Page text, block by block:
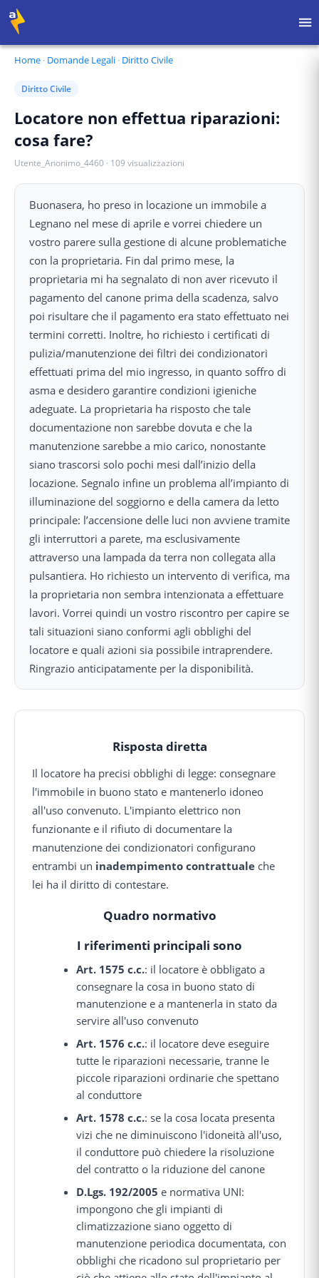
Home · Domande Legali · Diritto Civile
Diritto Civile
Locatore non effettua riparazioni:
cosa fare?
Utente_Anonimo_4460 · 109 visualizzazioni
Buonasera, ho preso in locazione un immobile a
Legnano nel mese di aprile e vorrei chiedere un
vostro parere sulla gestione di alcune problematiche
con la proprietaria. Fin dal primo mese, la
proprietaria mi ha segnalato di non aver ricevuto il
pagamento del canone prima della scadenza, salvo
poi risultare che il pagamento era stato effettuato nei
termini corretti. Inoltre, ho richiesto i certificati di
pulizia/manutenzione dei filtri dei condizionatori
effettuati prima del mio ingresso, in quanto soffro di
asma e desidero garantire condizioni igieniche
adeguate. La proprietaria ha risposto che tale
documentazione non sarebbe dovuta e che la
manutenzione sarebbe a mio carico, nonostante
siano trascorsi solo pochi mesi dall’inizio della
locazione. Segnalo infine un problema all’impianto di
illuminazione del soggiorno e della camera da letto
principale: l’accensione delle luci non avviene tramite
gli interruttori a parete, ma esclusivamente
attraverso una lampada da terra non collegata alla
pulsantiera. Ho richiesto un intervento di verifica, ma
la proprietaria non sembra intenzionata a effettuare
lavori. Vorrei quindi un vostro riscontro per capire se
tali situazioni siano conformi agli obblighi del
locatore e quali azioni sia possibile intraprendere.
Ringrazio anticipatamente per la disponibilità.
Risposta diretta
Il locatore ha precisi obblighi di legge: consegnare
l'immobile in buono stato e mantenerlo idoneo
all'uso convenuto. L'impianto elettrico non
funzionante e il rifiuto di documentare la
manutenzione dei condizionatori configurano
entrambi un inadempimento contrattuale che
lei ha il diritto di contestare.
Quadro normativo
I riferimenti principali sono
Art. 1575 c.c.: il locatore è obbligato a
consegnare la cosa in buono stato di
manutenzione e a mantenerla in stato da
servire all'uso convenuto
Art. 1576 c.c.: il locatore deve eseguire
tutte le riparazioni necessarie, tranne le
piccole riparazioni ordinarie che spettano
al conduttore
Art. 1578 c.c.: se la cosa locata presenta
vizi che ne diminuiscono l'idoneità all'uso,
il conduttore può chiedere la risoluzione
del contratto o la riduzione del canone
D.Lgs. 192/2005 e normativa UNI:
impongono che gli impianti di
climatizzazione siano oggetto di
manutenzione periodica documentata, con
obblighi che ricadono sul proprietario per